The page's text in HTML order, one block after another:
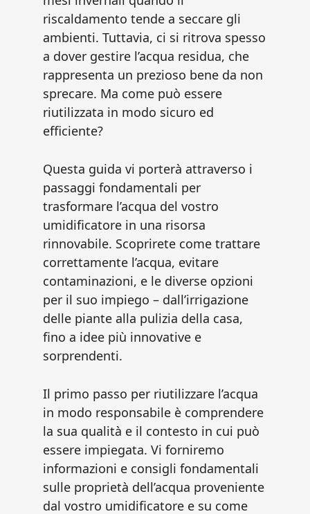
riscaldamento tende a seccare gli
ambienti. Tuttavia, ci si ritrova spesso
a dover gestire l’acqua residua, che
rappresenta un prezioso bene da non
sprecare. Ma come può essere
riutilizzata in modo sicuro ed
efficiente?
Questa guida vi porterà attraverso i
passaggi fondamentali per
trasformare l’acqua del vostro
umidificatore in una risorsa
rinnovabile. Scoprirete come trattare
correttamente l’acqua, evitare
contaminazioni, e le diverse opzioni
per il suo impiego – dall’irrigazione
delle piante alla pulizia della casa,
fino a idee più innovative e
sorprendenti.
Il primo passo per riutilizzare l’acqua
in modo responsabile è comprendere
la sua qualità e il contesto in cui può
essere impiegata. Vi forniremo
informazioni e consigli fondamentali
sulle proprietà dell’acqua proveniente
dal vostro umidificatore e su come